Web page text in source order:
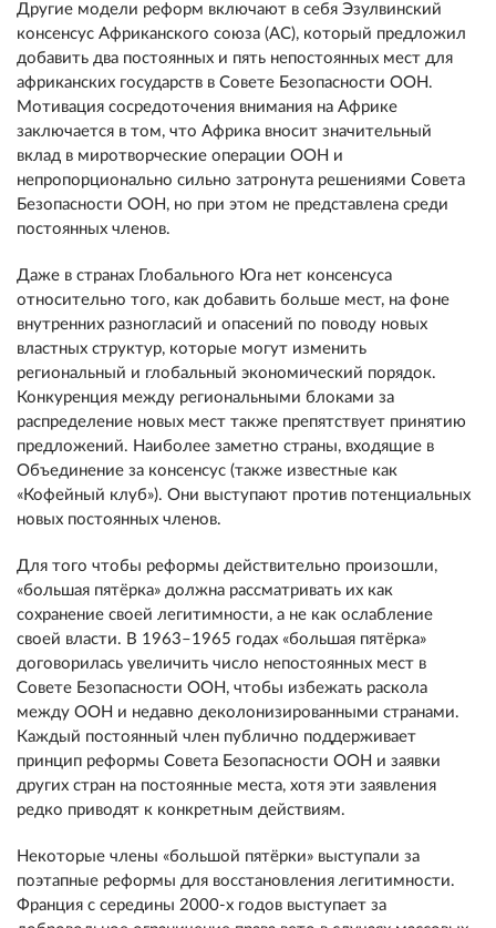
Другие модели реформ включают в себя Эзулвинский
консенсус Африканского союза (АС), который предложил
добавить два постоянных и пять непостоянных мест для
африканских государств в Совете Безопасности ООН.
Мотивация сосредоточения внимания на Африке
заключается в том, что Африка вносит значительный
вклад в миротворческие операции ООН и
непропорционально сильно затронута решениями Совета
Безопасности ООН, но при этом не представлена среди
постоянных членов.
Даже в странах Глобального Юга нет консенсуса
относительно того, как добавить больше мест, на фоне
внутренних разногласий и опасений по поводу новых
властных структур, которые могут изменить
региональный и глобальный экономический порядок.
Конкуренция между региональными блоками за
распределение новых мест также препятствует принятию
предложений. Наиболее заметно страны, входящие в
Объединение за консенсус (также известные как
«Кофейный клуб»). Они выступают против потенциальных
новых постоянных членов.
Для того чтобы реформы действительно произошли,
«большая пятёрка» должна рассматривать их как
сохранение своей легитимности, а не как ослабление
своей власти. В 1963–1965 годах «большая пятёрка»
договорилась увеличить число непостоянных мест в
Совете Безопасности ООН, чтобы избежать раскола
между ООН и недавно деколонизированными странами.
Каждый постоянный член публично поддерживает
принцип реформы Совета Безопасности ООН и заявки
других стран на постоянные места, хотя эти заявления
редко приводят к конкретным действиям.
Некоторые члены «большой пятёрки» выступали за
поэтапные реформы для восстановления легитимности.
Франция с середины 2000-х годов выступает за